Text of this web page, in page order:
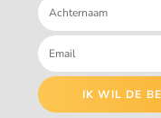
IK WIL DE